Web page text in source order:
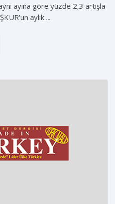
ayına göre yüzde 2,3 artışla
aylık ...